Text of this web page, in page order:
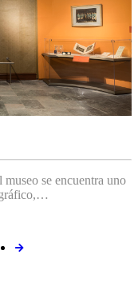
se encuentra uno